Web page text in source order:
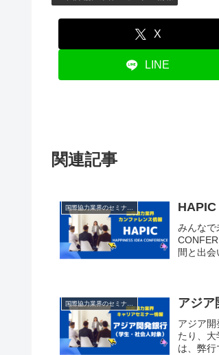
X
LINE
関連記事
みんなで
間と出会
国際協力業界のセミナー情報 アジア
アジア
たり、
は、弊